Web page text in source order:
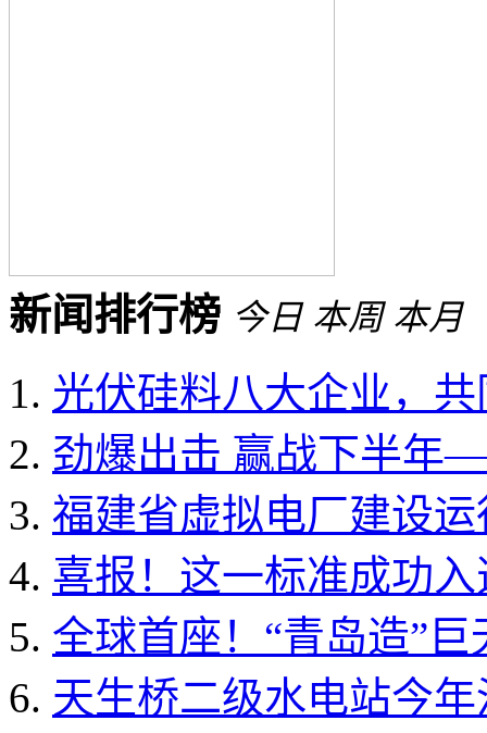
新闻排行榜 今日 本周 本月
光伏硅料八大企业，
劲爆出击 赢战下半年
福建省虚拟电厂建设
喜报！这一标准成功
全球首座！“青岛造”
天生桥二级水电站今